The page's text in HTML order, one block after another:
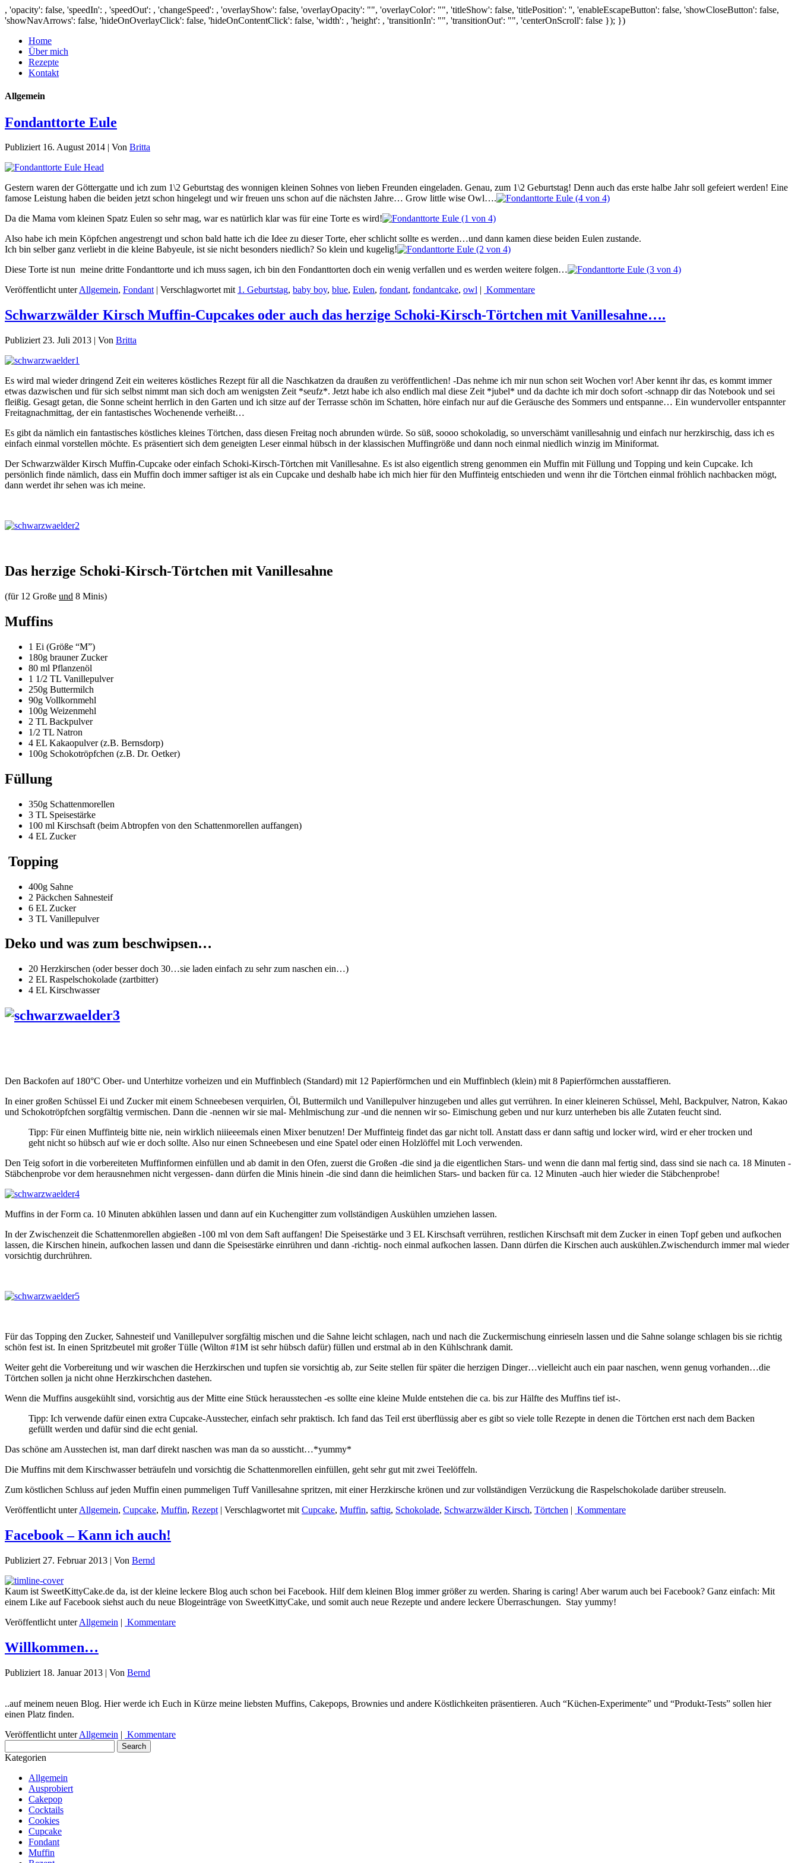
, 'opacity': false, 'speedIn': , 'speedOut': , 'changeSpeed': , 'overlayShow': false, 'overlayOpacity': "", 'overlayColor': "", 'titleShow': false, 'titlePosition': '', 'enableEscapeButton': false, 'showCloseButton': false,
'showNavArrows': false, 'hideOnOverlayClick': false, 'hideOnContentClick': false, 'width': , 'height': , 'transitionIn': "", 'transitionOut': "", 'centerOnScroll': false }); })
Home
Über mich
Rezepte
Kontakt
Allgemein
Fondanttorte Eule
Publiziert 16. August 2014 | Von Britta
Gestern waren der Göttergatte und ich zum 1\2 Geburtstag des wonnigen kleinen Sohnes von lieben Freunden eingeladen. Genau, zum 1\2 Geburtstag! Denn auch das erste halbe Jahr soll gefeiert werden! Eine
famose Leistung haben die beiden jetzt schon hingelegt und wir freuen uns schon auf die nächsten Jahre… Grow little wise Owl….
Da die Mama vom kleinen Spatz Eulen so sehr mag, war es natürlich klar was für eine Torte es wird!
Also habe ich mein Köpfchen angestrengt und schon bald hatte ich die Idee zu dieser Torte, eher schlicht sollte es werden…und dann kamen diese beiden Eulen zustande.
Ich bin selber ganz verliebt in die kleine Babyeule, ist sie nicht besonders niedlich? So klein und kugelig!
Diese Torte ist nun meine dritte Fondanttorte und ich muss sagen, ich bin den Fondanttorten doch ein wenig verfallen und es werden weitere folgen…
Veröffentlicht unterAllgemein, Fondant| Verschlagwortet mit 1. Geburtstag, baby boy, blue, Eulen, fondant, fondantcake, owl | Kommentare
Schwarzwälder Kirsch Muffin-Cupcakes oder auch das herzige Schoki-Kirsch-Törtchen mit Vanillesahne….
Publiziert 23. Juli 2013 | Von Britta
Es wird mal wieder dringend Zeit ein weiteres köstliches Rezept für all die Naschkatzen da draußen zu veröffentlichen! -Das nehme ich mir nun schon seit Wochen vor! Aber kennt ihr das, es kommt immer
etwas dazwischen und für sich selbst nimmt man sich doch am wenigsten Zeit *seufz*. Jetzt habe ich also endlich mal diese Zeit *jubel* und da dachte ich mir doch sofort -schnapp dir das Notebook und sei
fleißig. Gesagt getan, die Sonne scheint herrlich in den Garten und ich sitze auf der Terrasse schön im Schatten, höre einfach nur auf die Geräusche des Sommers und entspanne… Ein wundervoller entspannter
Freitagnachmittag, der ein fantastisches Wochenende verheißt…
Es gibt da nämlich ein fantastisches köstliches kleines Törtchen, dass diesen Freitag noch abrunden würde. So süß, soooo schokoladig, so unverschämt vanillesahnig und einfach nur herzkirschig, dass ich es
einfach einmal vorstellen möchte. Es präsentiert sich dem geneigten Leser einmal hübsch in der klassischen Muffingröße und dann noch einmal niedlich winzig im Miniformat.
Der Schwarzwälder Kirsch Muffin-Cupcake oder einfach Schoki-Kirsch-Törtchen mit Vanillesahne. Es ist also eigentlich streng genommen ein Muffin mit Füllung und Topping und kein Cupcake. Ich
persönlich finde nämlich, dass ein Muffin doch immer saftiger ist als ein Cupcake und deshalb habe ich mich hier für den Muffinteig entschieden und wenn ihr die Törtchen einmal fröhlich nachbacken mögt,
dann werdet ihr sehen was ich meine.
Das herzige Schoki-Kirsch-Törtchen mit Vanillesahne
(für 12 Große und 8 Minis)
Muffins
1 Ei (Größe “M”)
180g brauner Zucker
80 ml Pflanzenöl
1 1/2 TL Vanillepulver
250g Buttermilch
90g Vollkornmehl
100g Weizenmehl
2 TL Backpulver
1/2 TL Natron
4 EL Kakaopulver (z.B. Bernsdorp)
100g Schokotröpfchen (z.B. Dr. Oetker)
Füllung
350g Schattenmorellen
3 TL Speisestärke
100 ml Kirschsaft (beim Abtropfen von den Schattenmorellen auffangen)
4 EL Zucker
Topping
400g Sahne
2 Päckchen Sahnesteif
6 EL Zucker
3 TL Vanillepulver
Deko und was zum beschwipsen…
20 Herzkirschen (oder besser doch 30…sie laden einfach zu sehr zum naschen ein…)
2 EL Raspelschokolade (zartbitter)
4 EL Kirschwasser
Den Backofen auf 180°C Ober- und Unterhitze vorheizen und ein Muffinblech (Standard) mit 12 Papierförmchen und ein Muffinblech (klein) mit 8 Papierförmchen ausstaffieren.
In einer großen Schüssel Ei und Zucker mit einem Schneebesen verquirlen, Öl, Buttermilch und Vanillepulver hinzugeben und alles gut verrühren. In einer kleineren Schüssel, Mehl, Backpulver, Natron, Kakao
und Schokotröpfchen sorgfältig vermischen. Dann die -nennen wir sie mal- Mehlmischung zur -und die nennen wir so- Eimischung geben und nur kurz unterheben bis alle Zutaten feucht sind.
Tipp: Für einen Muffinteig bitte nie, nein wirklich niiieeemals einen Mixer benutzen! Der Muffinteig findet das gar nicht toll. Anstatt dass er dann saftig und locker wird, wird er eher trocken und
geht nicht so hübsch auf wie er doch sollte. Also nur einen Schneebesen und eine Spatel oder einen Holzlöffel mit Loch verwenden.
Den Teig sofort in die vorbereiteten Muffinformen einfüllen und ab damit in den Ofen, zuerst die Großen -die sind ja die eigentlichen Stars- und wenn die dann mal fertig sind, dass sind sie nach ca. 18 Minuten -
Stäbchenprobe vor dem herausnehmen nicht vergessen- dann dürfen die Minis hinein -die sind dann die heimlichen Stars- und backen für ca. 12 Minuten -auch hier wieder die Stäbchenprobe!
Muffins in der Form ca. 10 Minuten abkühlen lassen und dann auf ein Kuchengitter zum vollständigen Auskühlen umziehen lassen.
In der Zwischenzeit die Schattenmorellen abgießen -100 ml von dem Saft auffangen! Die Speisestärke und 3 EL Kirschsaft verrühren, restlichen Kirschsaft mit dem Zucker in einen Topf geben und aufkochen
lassen, die Kirschen hinein, aufkochen lassen und dann die Speisestärke einrühren und dann -richtig- noch einmal aufkochen lassen. Dann dürfen die Kirschen auch auskühlen.Zwischendurch immer mal wieder
vorsichtig durchrühren.
Für das Topping den Zucker, Sahnesteif und Vanillepulver sorgfältig mischen und die Sahne leicht schlagen, nach und nach die Zuckermischung einrieseln lassen und die Sahne solange schlagen bis sie richtig
schön fest ist. In einen Spritzbeutel mit großer Tülle (Wilton #1M ist sehr hübsch dafür) füllen und erstmal ab in den Kühlschrank damit.
Weiter geht die Vorbereitung und wir waschen die Herzkirschen und tupfen sie vorsichtig ab, zur Seite stellen für später die herzigen Dinger…vielleicht auch ein paar naschen, wenn genug vorhanden…die
Törtchen sollen ja nicht ohne Herzkirschchen dastehen.
Wenn die Muffins ausgekühlt sind, vorsichtig aus der Mitte eine Stück herausstechen -es sollte eine kleine Mulde entstehen die ca. bis zur Hälfte des Muffins tief ist-.
Tipp: Ich verwende dafür einen extra Cupcake-Ausstecher, einfach sehr praktisch. Ich fand das Teil erst überflüssig aber es gibt so viele tolle Rezepte in denen die Törtchen erst nach dem Backen
gefüllt werden und dafür sind die echt genial.
Das schöne am Ausstechen ist, man darf direkt naschen was man da so aussticht…*yummy*
Die Muffins mit dem Kirschwasser beträufeln und vorsichtig die Schattenmorellen einfüllen, geht sehr gut mit zwei Teelöffeln.
Zum köstlichen Schluss auf jeden Muffin einen pummeligen Tuff Vanillesahne spritzen, mit einer Herzkirsche krönen und zur vollständigen Verzückung die Raspelschokolade darüber streuseln.
Veröffentlicht unter Allgemein, Cupcake, Muffin, Rezept | Verschlagwortet mit Cupcake, Muffin, saftig, Schokolade, Schwarzwälder Kirsch, Törtchen | Kommentare
Facebook – Kann ich auch!
Publiziert 27. Februar 2013 | Von Bernd
Kaum ist SweetKittyCake.de da, ist der kleine leckere Blog auch schon bei Facebook. Hilf dem kleinen Blog immer größer zu werden. Sharing is caring! Aber warum auch bei Facebook? Ganz einfach: Mit
einem Like auf Facebook siehst auch du neue Blogeinträge von SweetKittyCake, und somit auch neue Rezepte und andere leckere Überraschungen. Stay yummy!
Veröffentlicht unter Allgemein | Kommentare
Willkommen…
Publiziert 18. Januar 2013 | Von Bernd
..auf meinem neuen Blog. Hier werde ich Euch in Kürze meine liebsten Muffins, Cakepops, Brownies und andere Köstlichkeiten präsentieren. Auch “Küchen-Experimente” und “Produkt-Tests” sollen hier
einen Platz finden.
Veröffentlicht unter Allgemein | Kommentare
Kategorien
Allgemein
Ausprobiert
Cakepop
Cocktails
Cookies
Cupcake
Fondant
Muffin